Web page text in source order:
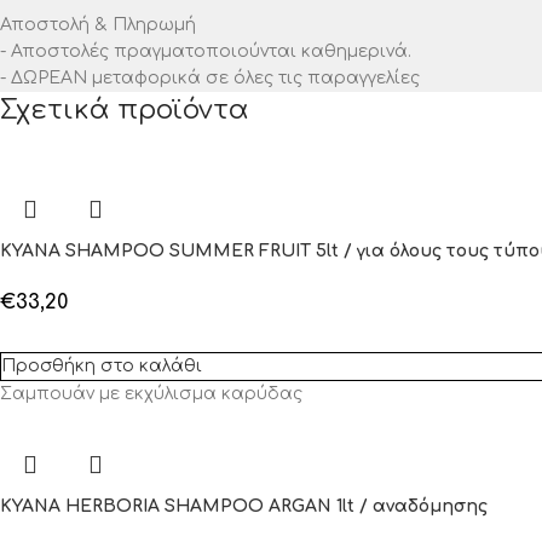
Αποστολή & Πληρωμή
- Αποστολές πραγματοποιούνται καθημερινά.
- ΔΩΡΕΑΝ μεταφορικά σε όλες τις παραγγελίες
Σχετικά προϊόντα
KYANA SHAMPOO SUMMER FRUIT 5lt / για όλους τους
€33,20
Προσθήκη στο καλάθι
Σαμπουάν με εκχύλισμα καρύδας
KYANA HERBORIA SHAMPOO ARGAN 1lt / αναδόμησης